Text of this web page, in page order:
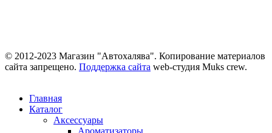
© 2012-2023 Магазин "Автохалява". Копирование материалов
сайта запрещено. Поддержка сайта web-студия Muks crew.
Главная
Каталог
Аксессуары
Ароматизаторы